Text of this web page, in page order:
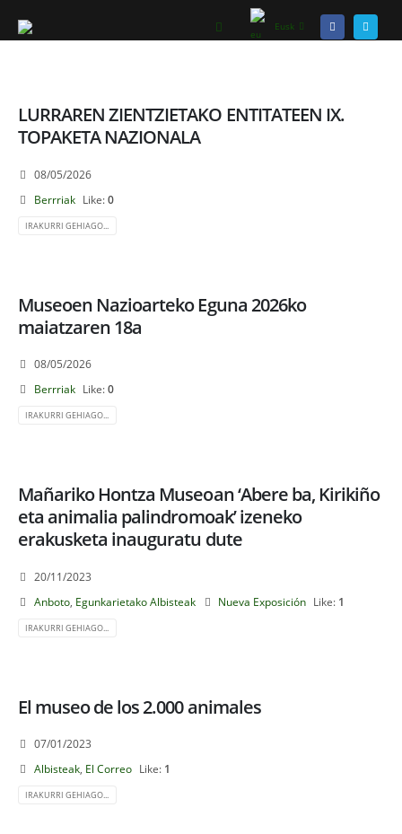
Eusk
LURRAREN ZIENTZIETAKO ENTITATEEN IX.
TOPAKETA NAZIONALA
08/05/2026
Berrriak Like:0
IRAKURRI GEHIAGO...
Museoen Nazioarteko Eguna 2026ko
maiatzaren 18a
08/05/2026
Berrriak Like:0
IRAKURRI GEHIAGO...
Mañariko Hontza Museoan ‘Abere ba, Kirikiño
eta animalia palindromoak’ izeneko
erakusketa inauguratu dute
20/11/2023
Anboto, Egunkarietako Albisteak Nueva Exposición Like: 1
IRAKURRI GEHIAGO...
El museo de los 2.000 animales
07/01/2023
Albisteak, El Correo Like: 1
IRAKURRI GEHIAGO...